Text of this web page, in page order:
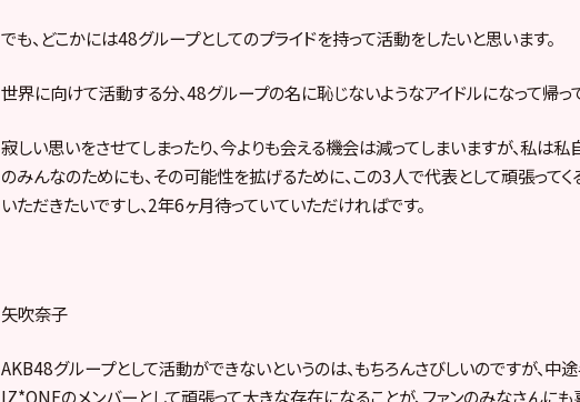
でも、どこかには48グループとしてのプライドを持って活動をしたいと思います。
世界に向けて活動する分、48グループの名に恥じないようなアイドルになって帰っ
寂しい思いをさせてしまったり、今よりも会える機会は減ってしまいますが、私は
のみんなのためにも、その可能性を拡げるために、この3人で代表として頑張ってく
いただきたいですし、2年6ヶ月待っていていただければです。
矢吹奈子
AKB48グループとして活動ができないというのは、もちろんさびしいのですが、中
IZ*ONEのメンバーとして頑張って大きな存在になることが、ファンのみなさんに